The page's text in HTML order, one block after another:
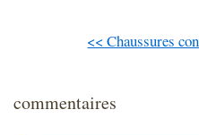
<< Chaussures
commentaires